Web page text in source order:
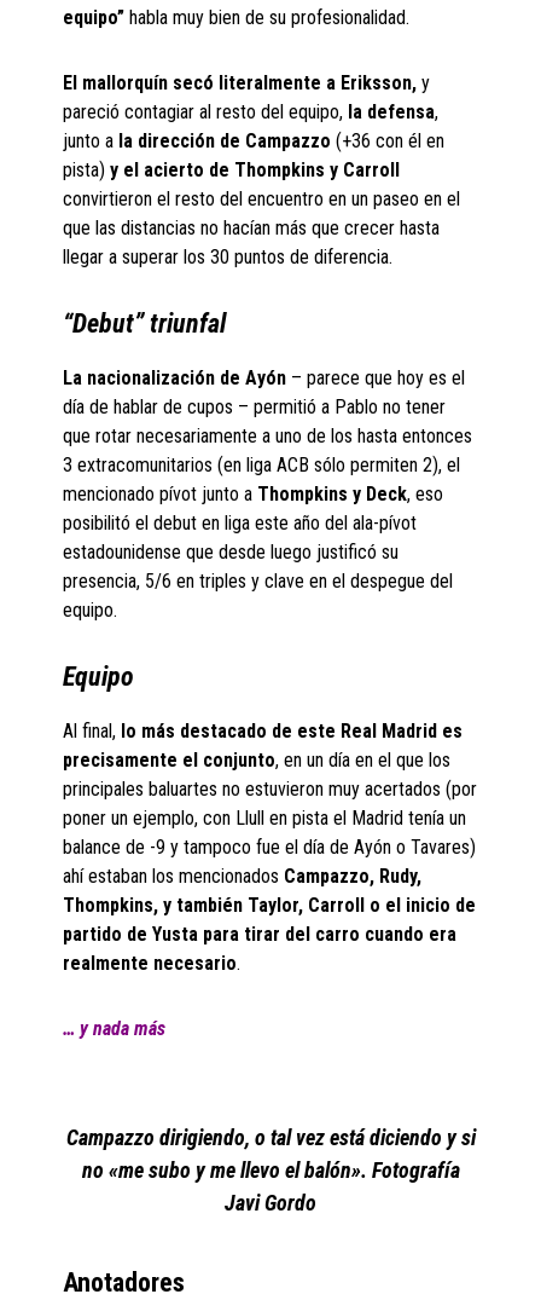
equipo” habla muy bien de su profesionalidad.
El mallorquín secó literalmente a Eriksson, y
pareció contagiar al resto del equipo, la defensa,
junto a la dirección de Campazzo (+36 con él en
pista)y el acierto de Thompkins y Carroll
convirtieron el resto del encuentro en un paseo en el
que las distancias no hacían más que crecer hasta
llegar a superar los 30 puntos de diferencia.
“Debut” triunfal
La nacionalización de Ayón – parece que hoy es el
día de hablar de cupos – permitió a Pablo no tener
que rotar necesariamente a uno de los hasta entonces
3 extracomunitarios (en liga ACB sólo permiten 2), el
mencionado pívot junto a Thompkins y Deck, eso
posibilitó el debut en liga este año del ala-pívot
estadounidense que desde luego justificó su
presencia, 5/6 en triples y clave en el despegue del
equipo.
Equipo
Al final, lo más destacado de este Real Madrid es
precisamente el conjunto, en un día en el que los
principales baluartes no estuvieron muy acertados (por
poner un ejemplo, con Llull en pista el Madrid tenía un
balance de -9 y tampoco fue el día de Ayón o Tavares)
ahí estaban los mencionados Campazzo, Rudy,
Thompkins, y también Taylor, Carroll o el inicio de
partido de Yusta para tirar del carro cuando era
realmente necesario.
… y nada más
Campazzo dirigiendo, o tal vez está diciendo y si
no «me subo y me llevo el balón». Fotografía
Javi Gordo
Anotadores